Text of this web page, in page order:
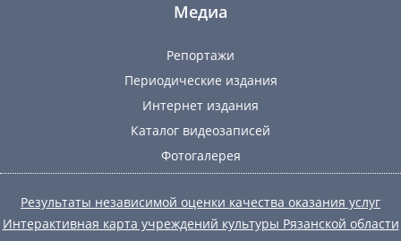
Медиа
Репортажи
Периодические издания
Интернет издания
Каталог видеозаписей
Фотогалерея
Результаты независимой оценки качества оказания услуг
Интерактивная карта учреждений культуры Рязанской области